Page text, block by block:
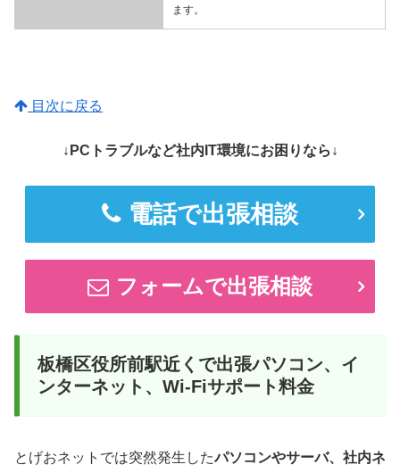
ます。
目次に戻る
↓PCトラブルなど社内IT環境にお困りなら↓
電話で出張相談
フォームで出張相談
板橋区役所前駅近くで出張パソコン、イ
ンターネット、Wi-Fiサポート料金
とげおネットでは突然発生したパソコンやサーバ、社内ネ